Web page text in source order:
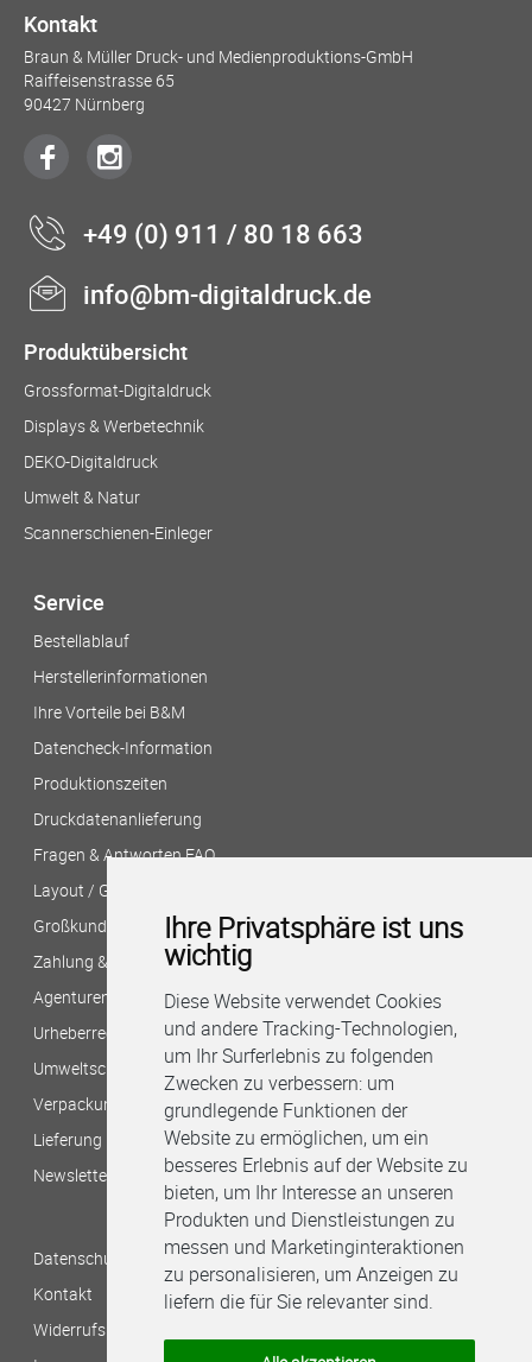
Ihre Privatsphäre ist uns
wichtig
Diese Website verwendet Cookies
und andere Tracking-Technologien,
um Ihr Surferlebnis zu folgenden
Zwecken zu verbessern: um
grundlegende Funktionen der
Website zu ermöglichen, um ein
besseres Erlebnis auf der Website zu
bieten, um Ihr Interesse an unseren
Produkten und Dienstleistungen zu
messen und Marketinginteraktionen
zu personalisieren, um Anzeigen zu
liefern die für Sie relevanter sind.
Kontakt
Braun & Müller Druck- und Medienproduktions-GmbH
Raiffeisenstrasse 65
90427 Nürnberg
+49 (0) 911 / 80 18 663
info@bm-digitaldruck.de
Produktübersicht
Grossformat-Digitaldruck
Displays & Werbetechnik
DEKO-Digitaldruck
Umwelt & Natur
Scannerschienen-Einleger
Service
Bestellablauf
Herstellerinformationen
Ihre Vorteile bei B&M
Datencheck-Information
Produktionszeiten
Druckdatenanlieferung
Fragen & Antworten FAQ
Layout / Gestaltung?
Großkunden/Filialversand
Zahlung & Versand
Agenturen/Druckereien
Urheberrecht/Bildnachweis
Umweltschutz bei B&M
Verpackungshinweise
Lieferung per Stadtkurier
Newsletter
Datenschutzbestimmungen
Kontakt
Widerrufsbelehrung